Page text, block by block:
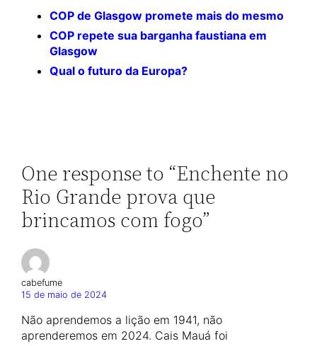
COP de Glasgow promete mais do mesmo
COP repete sua barganha faustiana em
Glasgow
Qual o futuro da Europa?
One response to “Enchente no
Rio Grande prova que
brincamos com fogo”
cabefume
15 de maio de 2024
Não aprendemos a lição em 1941, não
aprenderemos em 2024. Cais Mauá foi